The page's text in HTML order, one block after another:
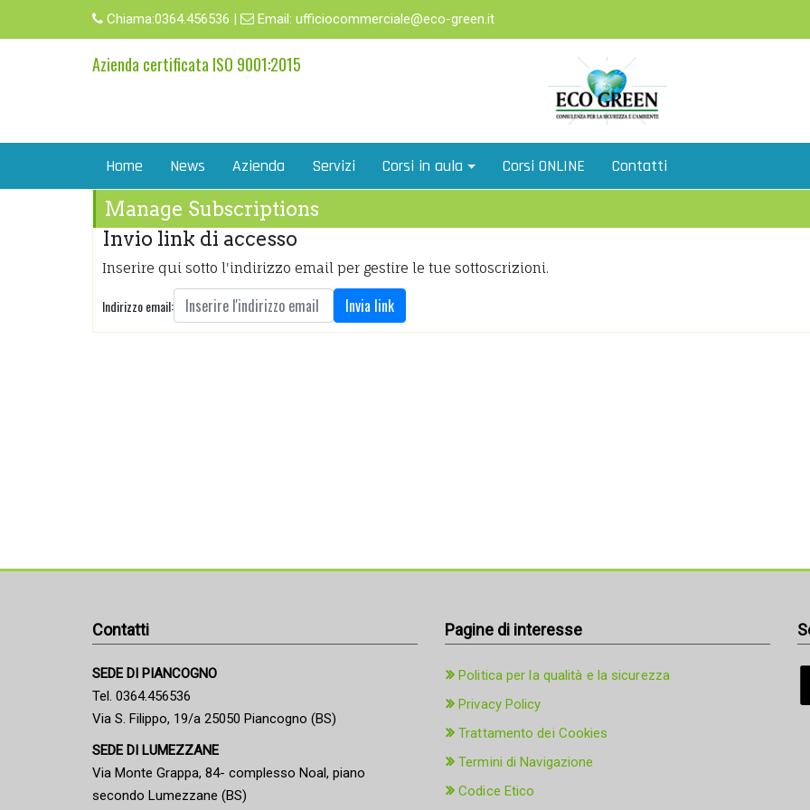
Chiama:0364.456536 | Email: ufficiocommerciale@eco-green.it
Azienda certificata ISO 9001:2015
Home News Azienda Servizi Corsi in aula Corsi ONLINE Contatti
Manage Subscriptions
Invio link di accesso
Inserire qui sotto l'indirizzo email per gestire le tue sottoscrizioni.
Indirizzo email: Invia link
Contatti
SEDE DI PIANCOGNO
Tel. 0364.456536
Via S. Filippo, 19/a 25050 Piancogno (BS)
SEDE DI LUMEZZANE
Via Monte Grappa, 84- complesso Noal, piano
secondo Lumezzane (BS)
Pagine di interesse
Politica per la qualità e la sicurezza
Privacy Policy
Trattamento dei Cookies
Termini di Navigazione
Codice Etico